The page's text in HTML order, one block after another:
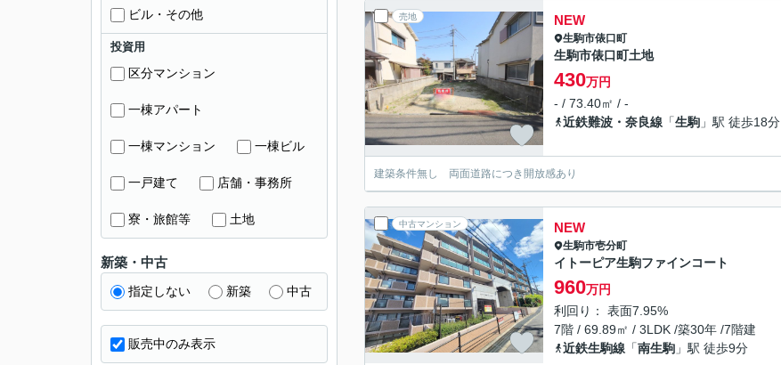
売地 NEW
生駒市俵口町
生駒市俵口町土地
430万円
- / 73.40㎡ / -
近鉄難波・奈良線 「生駒 」駅 徒歩18分
建築条件無し 両面道路につき開放感あり
中古マンション NEW
生駒市壱分町
イトーピア生駒ファインコート
960万円
利回り： 表面7.95%
7階 / 69.89㎡ / 3LDK /築30年 /7階建
近鉄生駒線 「南生駒 」駅 徒歩9分
ビル・その他
投資用
区分マンション
一棟アパート
一棟マンション 一棟ビル
一戸建て 店舗・事務所
寮・旅館等 土地
新築・中古
指定しない 新築 中古
販売中のみ表示